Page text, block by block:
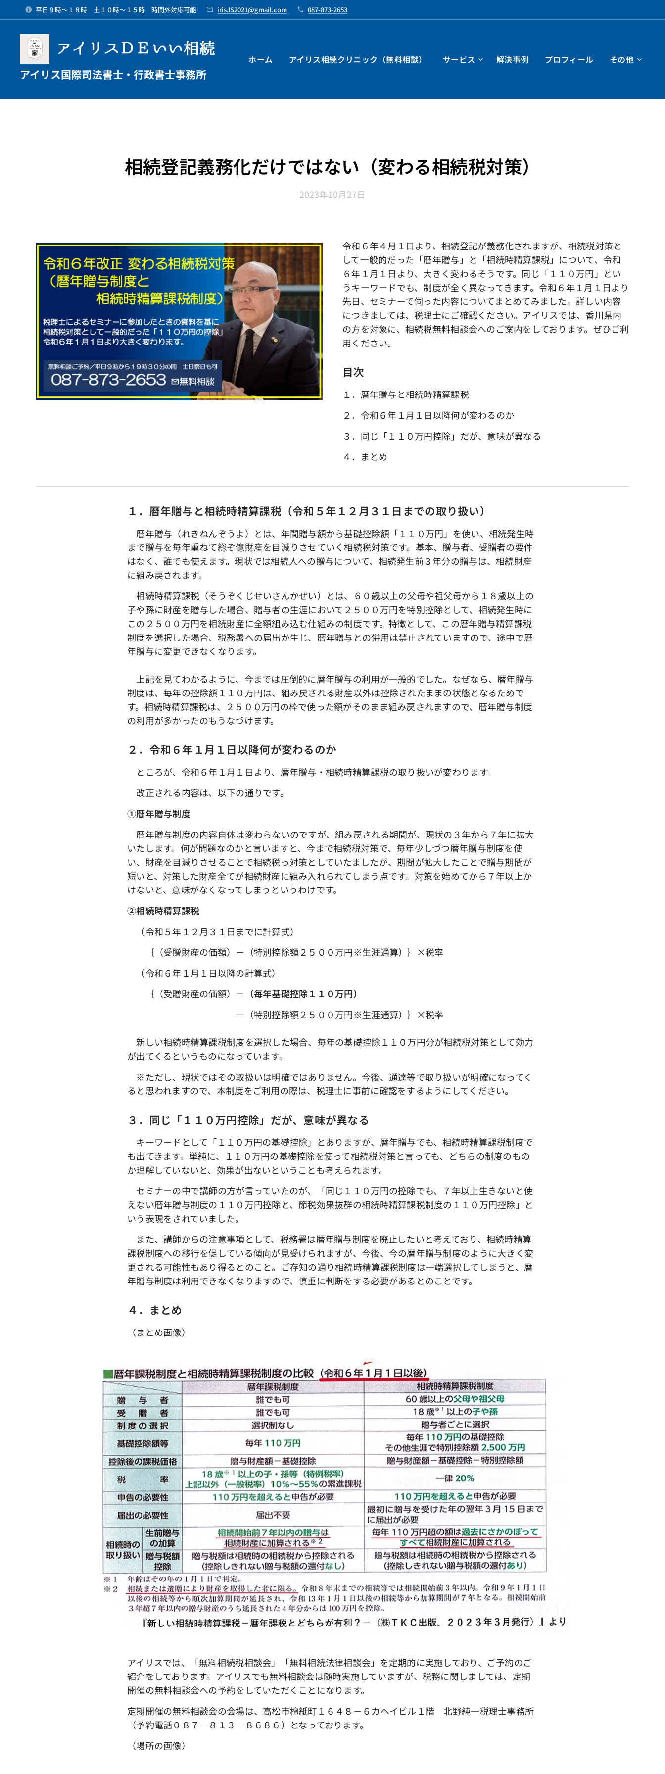
平日９時～１８時 土１０時～１５時 時間外対応可能 irisJS2021@gmail.com 087-873-2653
アイリスＤＥいい相続
アイリス国際司法書士・行政書士事務所
ホーム アイリス相続クリニック（無料相談） サービス 解決事例 プロフィール その他
相続登記義務化だけではない（変わる相続税対策）
2023年10月27日
令和６年４月１日より、相続登記が義務化されますが、相続税対策と
して一般的だった「暦年贈与」と「相続時精算課税」について、令和
６年１月１日より、大きく変わるそうです。同じ「１１０万円」とい
うキーワードでも、制度が全く異なってきます。令和６年１月１日より
先日、セミナーで伺った内容についてまとめてみました。詳しい内容
につきましては、税理士にご確認ください。アイリスでは、香川県内
の方を対象に、相続税無料相談会へのご案内をしております。ぜひご利
用ください。
目次
１．暦年贈与と相続時精算課税
２．令和６年１月１日以降何が変わるのか
３．同じ「１１０万円控除」だが、意味が異なる
４．まとめ
１．暦年贈与と相続時精算課税（令和５年１２月３１日までの取り扱い）
暦年贈与（れきねんぞうよ）とは、年間贈与額から基礎控除額「１１０万円」を使い、相続発生時
まで贈与を毎年重ねて総ぞ億財産を目減りさせていく相続税対策です。基本、贈与者、受贈者の要件
はなく、誰でも使えます。現状では相続人への贈与について、相続発生前３年分の贈与は、相続財産
に組み戻されます。
相続時精算課税（そうぞくじせいさんかぜい）とは、６０歳以上の父母や祖父母から１８歳以上の
子や孫に財産を贈与した場合、贈与者の生涯において２５００万円を特別控除として、相続発生時に
この２５００万円を相続財産に全額組み込む仕組みの制度です。特徴として、この暦年贈与精算課税
制度を選択した場合、税務署への届出が生じ、暦年贈与との併用は禁止されていますので、途中で暦
年贈与に変更できなくなります。
上記を見てわかるように、今までは圧倒的に暦年贈与の利用が一般的でした。なぜなら、暦年贈与
制度は、毎年の控除額１１０万円は、組み戻される財産以外は控除されたままの状態となるためで
す。相続時精算課税は、２５００万円の枠で使った額がそのまま組み戻されますので、暦年贈与制度
の利用が多かったのもうなづけます。
２．令和６年１月１日以降何が変わるのか
ところが、令和６年１月１日より、暦年贈与・相続時精算課税の取り扱いが変わります。
改正される内容は、以下の通りです。
①暦年贈与制度
暦年贈与制度の内容自体は変わらないのですが、組み戻される期間が、現状の３年から７年に拡大
いたします。何が問題なのかと言いますと、今まで相続税対策で、毎年少しづつ暦年贈与制度を使
い、財産を目減りさせることで相続税っ対策としていたましたが、期間が拡大したことで贈与期間が
短いと、対策した財産全てが相続財産に組み入れられてしまう点です。対策を始めてから７年以上か
けないと、意味がなくなってしまうというわけです。
➁相続時精算課税
（令和５年１２月３１日までに計算式）
｛（受贈財産の価額）－（特別控除額２５００万円※生涯通算）｝×税率
（令和６年１月１日以降の計算式）
｛（受贈財産の価額）－ （毎年基礎控除１１０万円）
―（特別控除額２５００万円※生涯通算）｝×税率
新しい相続時精算課税制度を選択した場合、毎年の基礎控除１１０万円分が相続税対策として効力
が出てくるというものになっています。
※ただし、現状ではその取扱いは明確ではありません。今後、通達等で取り扱いが明確になってく
ると思われますので、本制度をご利用の際は、税理士に事前に確認をするようにしてください。
３．同じ「１１０万円控除」だが、意味が異なる
キーワードとして「１１０万円の基礎控除」とありますが、暦年贈与でも、相続時精算課税制度で
も出てきます。単純に、１１０万円の基礎控除を使って相続税対策と言っても、どちらの制度のもの
か理解していないと、効果が出ないということも考えられます。
セミナーの中で講師の方が言っていたのが、「同じ１１０万円の控除でも、７年以上生きないと使
えない暦年贈与制度の１１０万円控除と、節税効果抜群の相続時精算課税制度の１１０万円控除」と
いう表現をされていました。
また、講師からの注意事項として、税務署は暦年贈与制度を廃止したいと考えており、相続時精算
課税制度への移行を促している傾向が見受けられますが、今後、今の暦年贈与制度のように大きく変
更される可能性もあり得るとのこと。ご存知の通り相続時精算課税制度は一端選択してしまうと、暦
年贈与制度は利用できなくなりますので、慎重に判断をする必要があるとのことです。
４．まとめ
（まとめ画像）
アイリスでは、「無料相続税相談会」「無料相続法律相談会」を定期的に実施しており、ご予約のご
紹介をしております。アイリスでも無料相談会は随時実施していますが、税務に関しましては、定期
開催の無料相談会への予約をしていただくことになります。
定期開催の無料相談会の会場は、高松市檀紙町１６４８－６カヘイビル１階 北野純一税理士事務所
（予約電話０８７－８１３－８６８６）となっております。
（場所の画像）